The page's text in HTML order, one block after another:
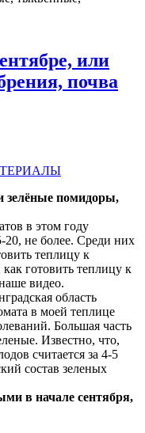
или
почва
зелёные помидоры,
в этом году
20, не более. Среди них
теплицу к
готовить теплицу к
видео.
область
в моей теплице
Большая часть
Известно, что,
считается за 4-5
состав зеленых
в начале сентября,